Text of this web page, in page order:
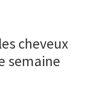
cheveux
semaine